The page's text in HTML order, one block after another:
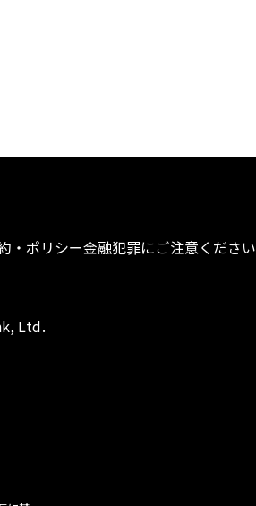
・ポリシー金融犯罪にご注意ください
Ltd.